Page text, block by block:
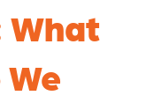
What